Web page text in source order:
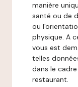
manière
santé ou de
ou
physique. A
vous est
telles
dans le
restaurant.